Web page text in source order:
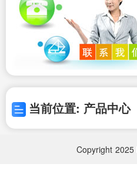
当前位置: 产品中心
Copyright 2025